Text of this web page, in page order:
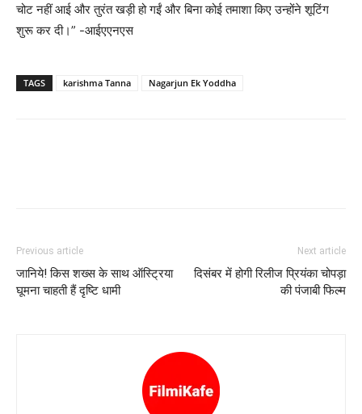
चोट नहीं आई और तुरंत खड़ी हो गईं और बिना कोई तमाशा किए उन्होंने शूटिंग
शुरू कर दी।” -आईएएनएस
TAGS karishma Tanna Nagarjun Ek Yoddha
Previous article
जानिये! किस शख्‍स के साथ ऑस्ट्रिया
घूमना चाहती हैं दृष्‍टि धामी
Next article
दिसंबर में होगी रिलीज प्रियंका चोपड़ा
की पंजाबी फिल्‍म